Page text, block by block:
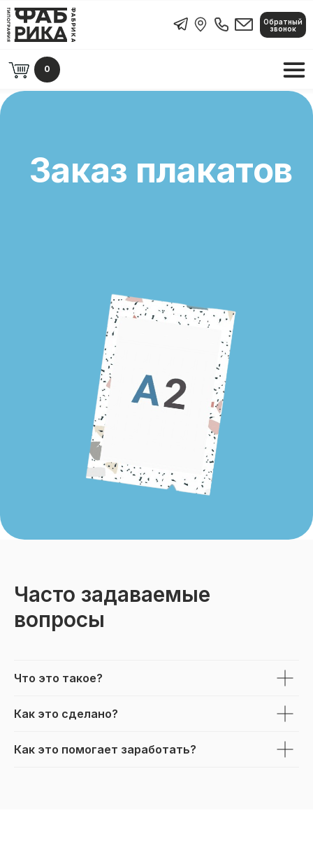
Обратный
звонок
0
Часто задаваемые
вопросы
Что это такое?
Как это сделано?
Как это помогает заработать?